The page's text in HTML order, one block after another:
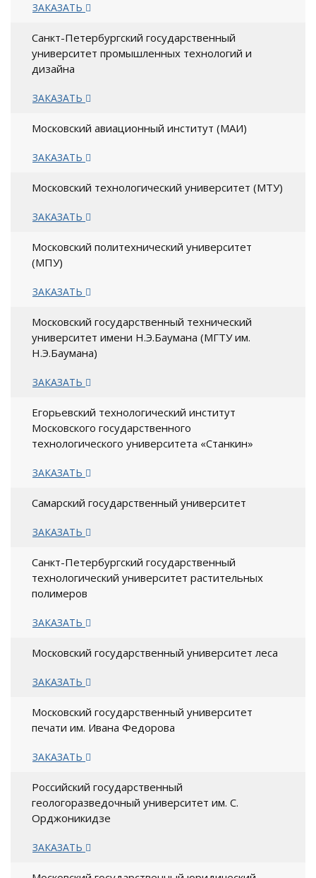
ЗАКАЗАТЬ
Санкт-Петербургский государственный
университет промышленных технологий и
дизайна
ЗАКАЗАТЬ
Московский авиационный институт (МАИ)
ЗАКАЗАТЬ
Московский технологический университет (МТУ)
ЗАКАЗАТЬ
Московский политехнический университет
(МПУ)
ЗАКАЗАТЬ
Московский государственный технический
университет имени Н.Э.Баумана (МГТУ им.
Н.Э.Баумана)
ЗАКАЗАТЬ
Егорьевский технологический институт
Московского государственного
технологического университета «Станкин»
ЗАКАЗАТЬ
Самарский государственный университет
ЗАКАЗАТЬ
Санкт-Петербургский государственный
технологический университет растительных
полимеров
ЗАКАЗАТЬ
Московский государственный университет леса
ЗАКАЗАТЬ
Московский государственный университет
печати им. Ивана Федорова
ЗАКАЗАТЬ
Российский государственный
геологоразведочный университет им. С.
Орджоникидзе
ЗАКАЗАТЬ